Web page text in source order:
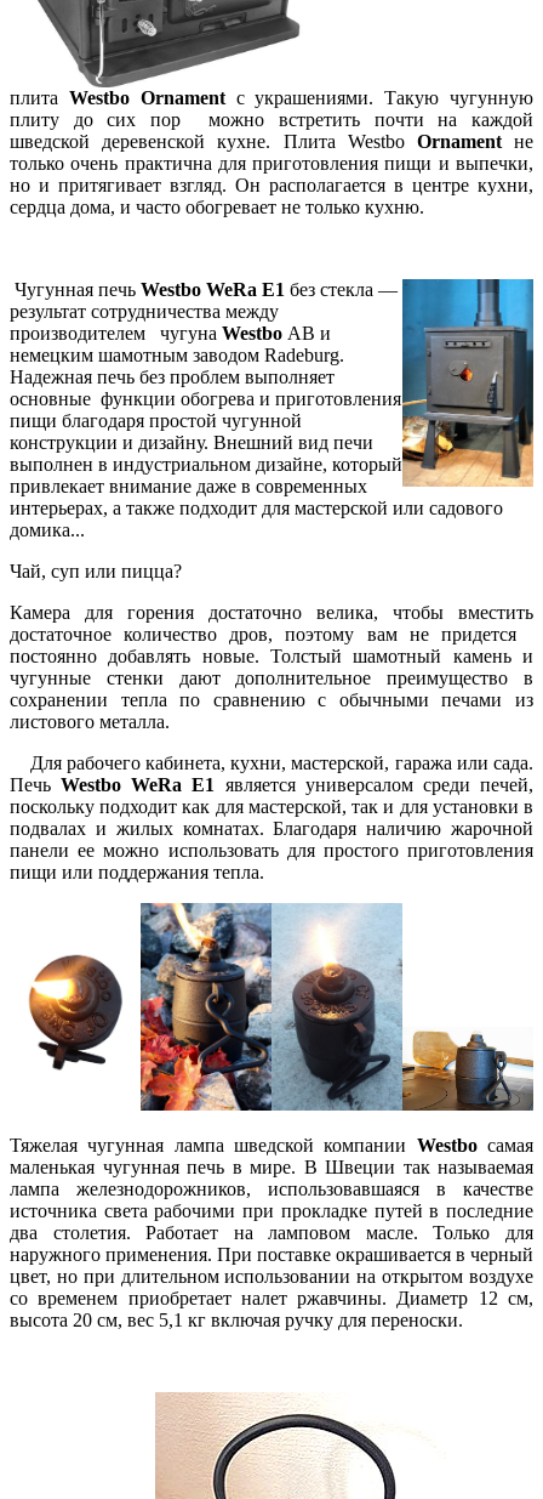
плита Westbo Ornament с украшениями. Такую чугунную
плиту до сих пор можно встретить почти на каждой
шведской деревенской кухне. Плита Westbo Ornamentне
только очень практична для приготовления пищи и выпечки,
но и притягивает взгляд. Он располагается в центре кухни,
сердца дома, и часто обогревает не только кухню.
Чугунная печь Westbo WeRa E1 без стекла —
результат сотрудничества между
производителем чугуна Westbo AB и
немецким шамотным заводом Radeburg.
Надежная печь без проблем выполняет
основные функции обогрева и приготовления
пищи благодаря простой чугунной
конструкции и дизайну. Внешний вид печи
выполнен в индустриальном дизайне, который
привлекает внимание даже в современных
интерьерах, а также подходит для мастерской или садового
домика...
Чай, суп или пицца?
Камера для горения достаточно велика, чтобы вместить
достаточное количество дров, поэтому вам не придется
постоянно добавлять новые. Толстый шамотный камень и
чугунные стенки дают дополнительное преимущество в
сохранении тепла по сравнению с обычными печами из
листового металла.
Для рабочего кабинета, кухни, мастерской, гаража или сада.
ПечьWestbo WeRa E1 является универсалом среди печей,
поскольку подходит как для мастерской, так и для установки в
подвалах и жилых комнатах. Благодаря наличию жарочной
панели ее можно использовать для простого приготовления
пищи или поддержания тепла.
Тяжелая чугунная лампа шведской компании Westboсамая
маленькая чугунная печь в мире. В Швеции так называемая
лампа железнодорожников, использовавшаяся в качестве
источника света рабочими при прокладке путей в последние
два столетия. Работает на ламповом масле. Только для
наружного применения. При поставке окрашивается в черный
цвет, но при длительном использовании на открытом воздухе
со временем приобретает налет ржавчины. Диаметр 12 см,
высота 20 см, вес 5,1 кг включая ручку для переноски.